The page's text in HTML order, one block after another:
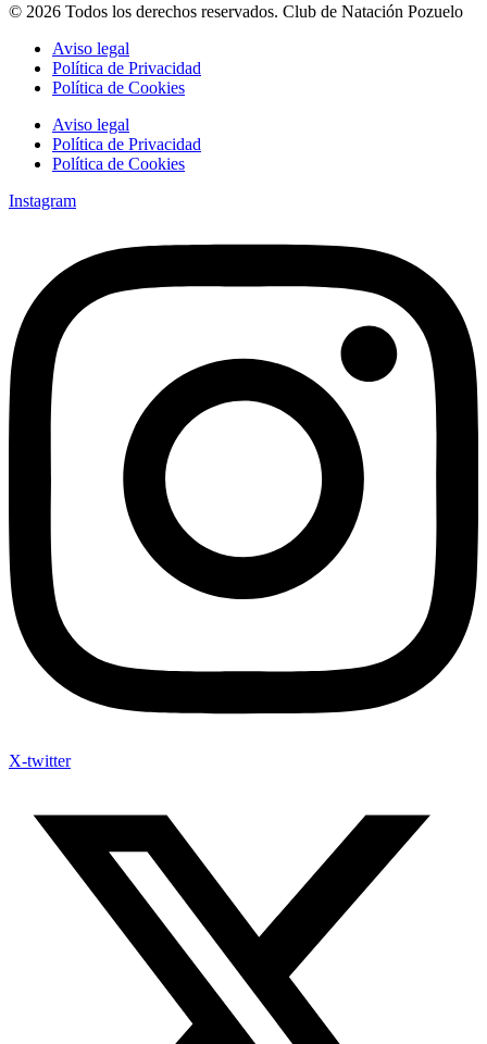
© 2026 Todos los derechos reservados. Club de Natación Pozuelo
Aviso legal
Política de Privacidad
Política de Cookies
Aviso legal
Política de Privacidad
Política de Cookies
Instagram
X-twitter